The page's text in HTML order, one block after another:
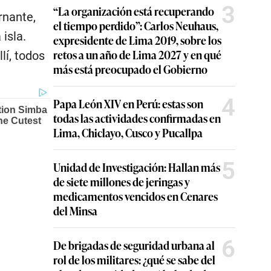
isla.
todos
“La organización está recuperando
el tiempo perdido”: Carlos Neuhaus,
expresidente de Lima 2019, sobre los
retos a un año de Lima 2027 y en qué
más está preocupado el Gobierno
3
Papa León XIV en Perú: estas son
todas las actividades confirmadas en
Lima, Chiclayo, Cusco y Pucallpa
4
Unidad de Investigación: Hallan más
de siete millones de jeringas y
medicamentos vencidos en Cenares
del Minsa
5
De brigadas de seguridad urbana al
rol de los militares: ¿qué se sabe del 6